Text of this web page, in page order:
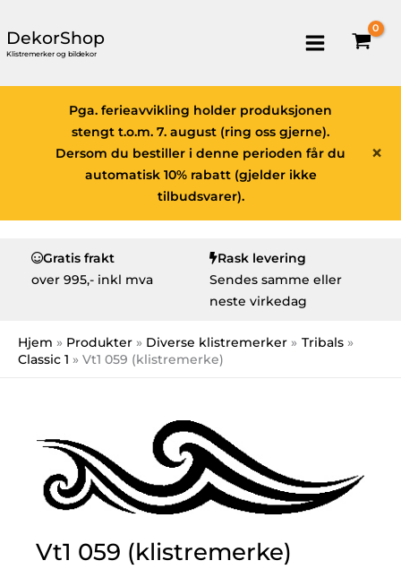
DekorShop
Klistremerker og bildekor
×
Pga. ferieavvikling holder produksjonen
stengt t.o.m. 7. august (ring oss gjerne).
Dersom du bestiller i denne perioden får du
automatisk 10% rabatt (gjelder ikke
tilbudsvarer).
Gratis frakt
over 995,- inkl mva
Rask levering
Sendes samme eller
neste virkedag
Hjem Produkter Diverse klistremerker
Tribals
Classic 1
Vt1 059 (klistremerke)
Vt1 059 (klistremerke)